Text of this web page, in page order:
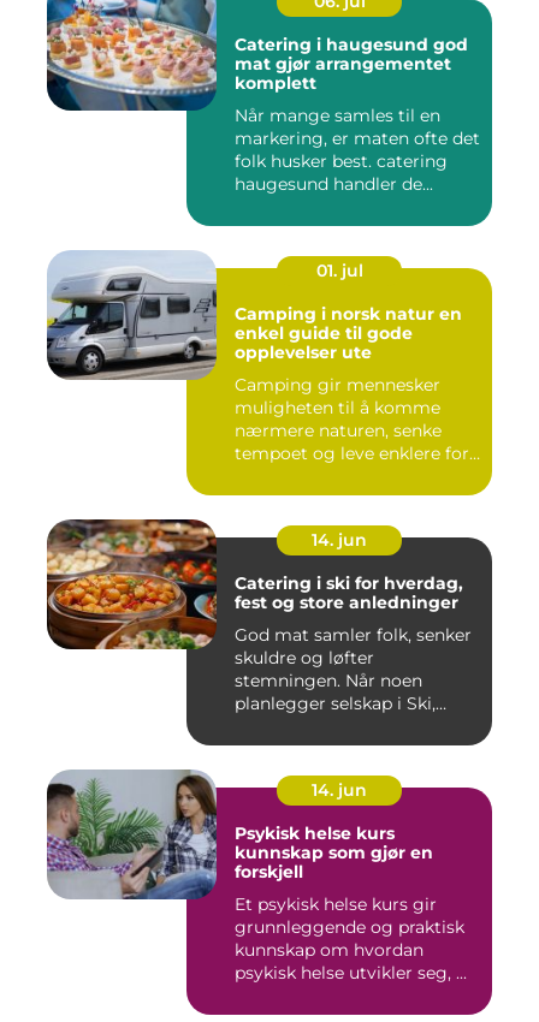
Catering i haugesund god
mat gjør arrangementet
komplett
Når mange samles til en
markering, er maten ofte det
folk husker best. catering
haugesund handler de...
01. jul
Camping i norsk natur en
enkel guide til gode
opplevelser ute
Camping gir mennesker
muligheten til å komme
nærmere naturen, senke
tempoet og leve enklere for
14. jun
Catering i ski for hverdag,
fest og store anledninger
God mat samler folk, senker
skuldre og løfter
stemningen. Når noen
planlegger selskap i Ski,
14. jun
Psykisk helse kurs
kunnskap som gjør en
forskjell
Et psykisk helse kurs gir
grunnleggende og praktisk
kunnskap om hvordan
psykisk helse utvikler seg, ...